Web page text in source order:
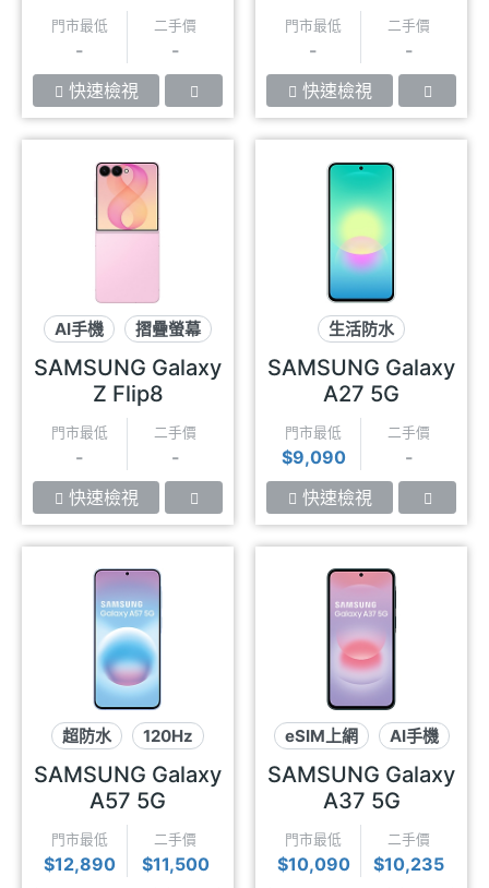
門市最低
-
二手價
-
快速檢視
門市最低
-
二手價
-
快速檢視
AI手機
摺疊螢幕
雙螢幕
SAMSUNG Galaxy
Z Flip8
門市最低
-
二手價
-
快速檢視
生活防水
可插記憶卡
120Hz
SAMSUNG Galaxy
A27 5G
門市最低
$9,090
二手價
-
快速檢視
超防水
120Hz
eSIM上網
SAMSUNG Galaxy
A57 5G
門市最低
$12,890
二手價
$11,500
eSIM上網
AI手機
超防水
SAMSUNG Galaxy
A37 5G
門市最低
$10,090
二手價
$10,235